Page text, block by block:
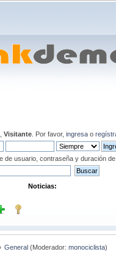
Visitante. Por favor, ingresao
de usuario, contraseña y duración
Noticias:
General(Moderador: monociclista)